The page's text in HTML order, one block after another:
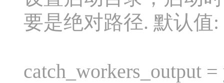
要是绝对路径. 默认值
catch_workers_output =